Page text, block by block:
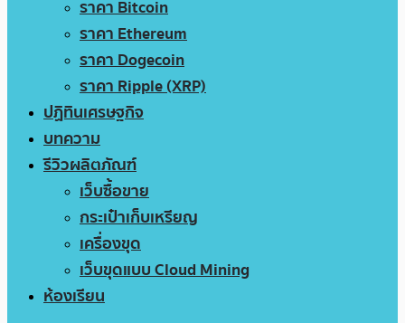
ราคา Bitcoin
ราคา Ethereum
ราคา Dogecoin
ราคา Ripple (XRP)
ปฏิทินเศรษฐกิจ
บทความ
รีวิวผลิตภัณฑ์
เว็บซื้อขาย
กระเป๋าเก็บเหรียญ
เครื่องขุด
เว็บขุดแบบ Cloud Mining
ห้องเรียน